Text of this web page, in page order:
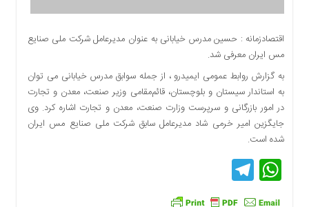
انرژی
فناوری
منظقه
دسترسی
سریع
اقتصادزمانه : حسین مدرس خیابانی به عنوان مدیرعامل شرکت ملی صنایع
مس ایران معرفی شد.
به گزارش روابط عمومی ایمیدرو ، از جمله سوابق مدرس خیابانی می توان
به استاندار سیستان و بلوچستان، قائم‌مقامی وزیر صنعت، معدن و تجارت
در امور بازرگانی و سرپرست وزارت صنعت، معدن و تجارت اشاره کرد. وی
جایگزین امیر خرمی شاد مدیرعامل سابق شرکت ملی صنایع مس ایران
شده است.
WhatsApp
Telegram